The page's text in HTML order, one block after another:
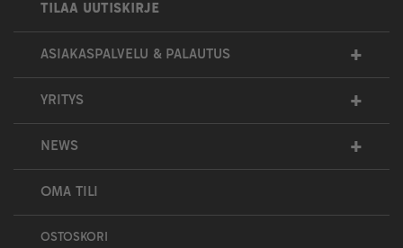
TILAA UUTISKIRJE
ASIAKASPALVELU & PALAUTUS +
YRITYS +
NEWS +
OMA TILI
OSTOSKORI